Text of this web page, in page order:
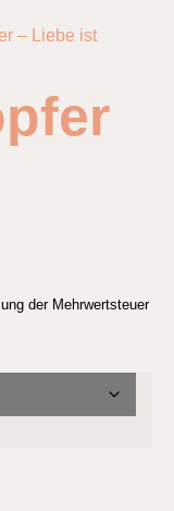
– Liebe ist
der Mehrwertsteuer